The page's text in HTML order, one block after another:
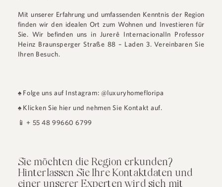
Mit unserer Erfahrung und umfassenden Kenntnis der Region
finden wir den idealen Ort zum Wohnen und Investieren für
Sie. Wir befinden uns in Jurerê InternacionalIn Professor
Heinz Braunsperger Straße 88 – Laden 3. Vereinbaren Sie
Ihren Besuch.
♠ Folge uns auf Instagram: @luxuryhomefloripa
♠ Klicken Sie hier und nehmen Sie Kontakt auf.
📱+ 55 48 99660 6799
Sie möchten die Region erkunden?
Hinterlassen Sie Ihre Kontaktdaten und
einer unserer Experten wird sich mit